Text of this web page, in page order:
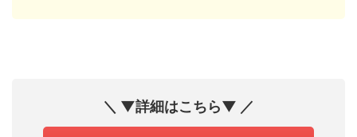
＼ ▼詳細はこちら▼ ／